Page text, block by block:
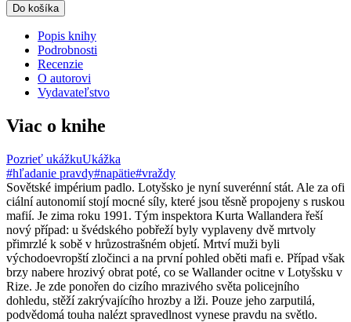
Do košíka
Popis knihy
Podrobnosti
Recenzie
O autorovi
Vydavateľstvo
Viac o knihe
Pozrieť ukážkuUkážka
#hľadanie pravdy#napätie#vraždy
Sovětské impérium padlo. Lotyšsko je nyní suverénní stát. Ale za ofi
ciální autonomií stojí mocné síly, které jsou těsně propojeny s ruskou
mafií. Je zima roku 1991. Tým inspektora Kurta Wallandera řeší
nový případ: u švédského pobřeží byly vyplaveny dvě mrtvoly
přimrzlé k sobě v hrůzostrašném objetí. Mrtví muži byli
východoevropští zločinci a na první pohled oběti mafi e. Případ však
brzy nabere hrozivý obrat poté, co se Wallander ocitne v Lotyšsku v
Rize. Je zde ponořen do cizího mrazivého světa policejního
dohledu, stěží zakrývajícího hrozby a lži. Pouze jeho zarputilá,
podvědomá touha nalézt spravedlnost vynese pravdu na světlo.